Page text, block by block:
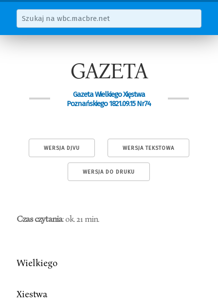
GAZETA
Gazeta Wielkiego Xięstwa
Poznańskiego 1821.09.15 Nr74
WERSJA DJVU WERSJA TEKSTOWA
WERSJA DO DRUKU
Czas czytania: ok. 21 min.
Wielkiego
Xiestwa